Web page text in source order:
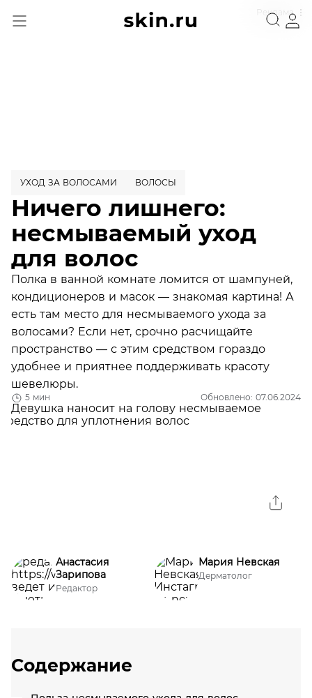
Реклама
5 мин Обновлено: 07.06.2024
УХОД ЗА ВОЛОСАМИ ВОЛОСЫ
Ничего лишнего:
несмываемый уход
для волос
Полка в ванной комнате ломится от шампуней,
кондиционеров и масок — знакомая картина! А
есть там место для несмываемого ухода за
волосами? Если нет, срочно расчищайте
пространство — с этим средством гораздо
удобнее и приятнее поддерживать красоту
шевелюры.
Анастасия
Зарипова
Редактор
Мария Невская
Дерматолог
Содержание